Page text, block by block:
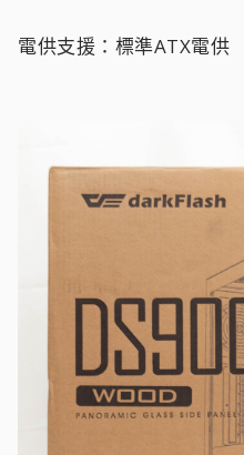
電供支援：標準ATX電供